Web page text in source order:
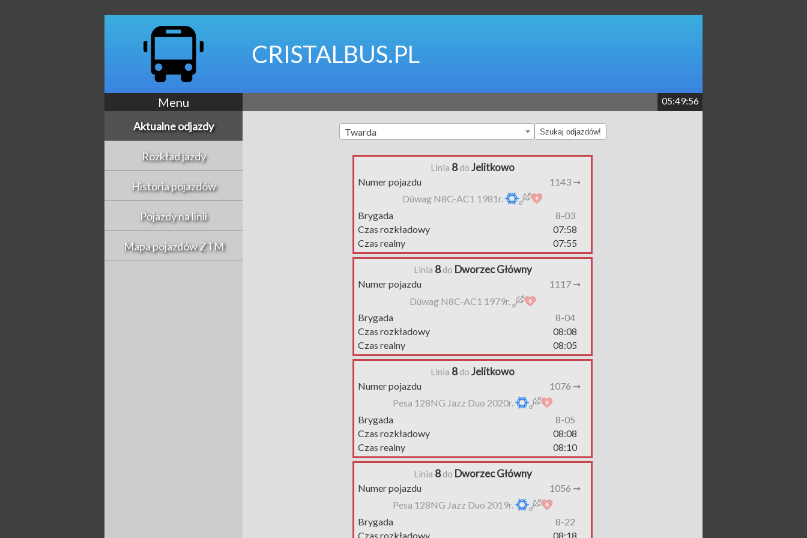
CRISTALBUS.PL
Menu 05:49:56
Aktualne odjazdy
Rozkład jazdy
Historia pojazdów
Pojazdy na linii
Mapa pojazdów ZTM
Twarda Szukaj odjazdów!
Linia 8do Jelitkowo
Numer pojazdu
1143 ➞
Düwag N8C-AC1 1981r.
Brygada
8-03
Czas rozkładowy
07:58
Czas realny
07:55
Linia 8do Dworzec Główny
Numer pojazdu
1117 ➞
Düwag N8C-AC1 1979r.
Brygada
8-04
Czas rozkładowy
08:08
Czas realny
08:05
Linia 8do Jelitkowo
Numer pojazdu
1076 ➞
Pesa 128NG Jazz Duo 2020r.
Brygada
8-05
Czas rozkładowy
08:08
Czas realny
08:10
Linia 8do Dworzec Główny
Numer pojazdu
1056 ➞
Pesa 128NG Jazz Duo 2019r.
Brygada
8-22
Czas rozkładowy
08:18